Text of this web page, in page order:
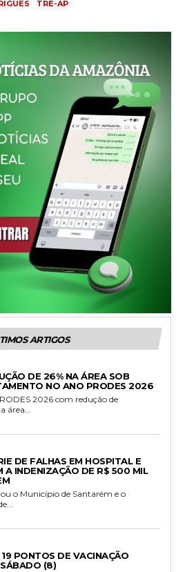
TRE-AP
ARTIGOS
DE 26% NA ÁREA SOB
NO ANO PRODES 2026
2026 com redução de
área...
DE FALHAS EM HOSPITAL E
A INDENIZAÇÃO DE R$ 500 MIL
o Município de Santarém e o
PONTOS DE VACINAÇÃO
(8)